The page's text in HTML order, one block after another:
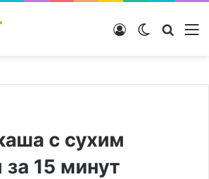
Switch skin
Войти
с сухим
15 минут